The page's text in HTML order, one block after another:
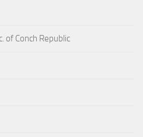
of Conch Republic